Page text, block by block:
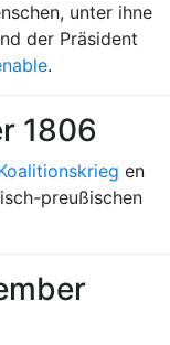
unter ihne
der Präsident
.
1806
en
preußischen